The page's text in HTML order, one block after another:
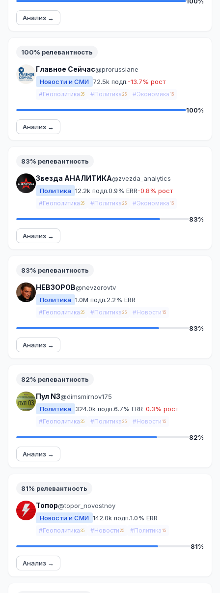
Анализ →
100% релевантность
Главное Сейчас@prorussiane
Новости и СМИ
72.5k подп.-13.7% рост
#Геополитика 35 #Политика 25 #Экономика 15
100%
Анализ →
83% релевантность
Звезда АНАЛИТИКА@zvezda_analytics
Политика 12.2k подп.0.9% ERR-0.8% рост
#Геополитика 35 #Политика 25 #Экономика 15
83%
Анализ →
83% релевантность
НЕВЗОРОВ@nevzorovtv
Политика 1.0M подп.2.2% ERR
#Геополитика 35 #Политика 25 #Новости 15
83%
Анализ →
82% релевантность
Пул N3@dimsmirnov175
Политика
324.0k подп.6.7% ERR-0.3% рост
#Геополитика 35 #Политика 25 #Новости 15
82%
Анализ →
81% релевантность
Топор@topor_novostnoy
Новости и СМИ 142.0k подп.1.0% ERR
#Геополитика 35 #Новости 25 #Политика 15
81%
Анализ →